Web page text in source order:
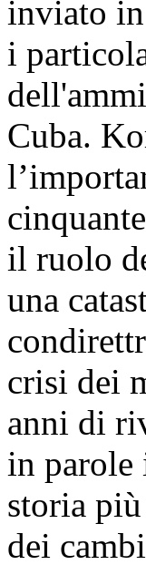
inviato
i
Cuba.
il ruolo
una
crisi dei
anni di
in parole
storia
dei